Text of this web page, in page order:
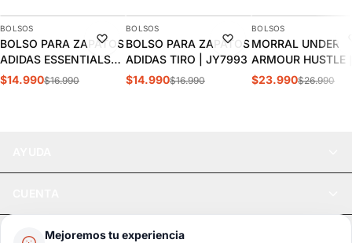
Mejoremos tu experiencia
-12%
BOLSOS
BOLSO PARA ZAPATOS
ADIDAS ESSENTIALS
TRAINING | HT4753
$14.990$16.990
-12%
BOLSOS
BOLSO PARA ZAPATOS
ADIDAS TIRO | JY7993
$14.990$16.990
-11%
BOLSOS
MORRAL UNDER
ARMOUR HUSTLE |
6000519-001
$23.990$26.990
LEGAL